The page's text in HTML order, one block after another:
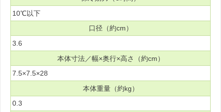
10℃以下
口径（約cm）
3.6
本体寸法／幅×奥行×高さ（約cm）
7.5×7.5×28
本体重量（約kg）
0.3